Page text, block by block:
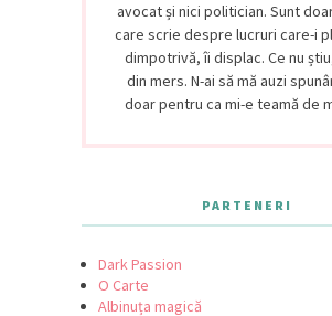
avocat și nici politician. Sunt
care scrie despre lucruri care-i
dimpotrivă, îi displac. Ce nu
din mers. N-ai să mă auzi
doar pentru ca mi-e teamă de
PARTENERI
Dark Passion
O Carte
Albinuța magică